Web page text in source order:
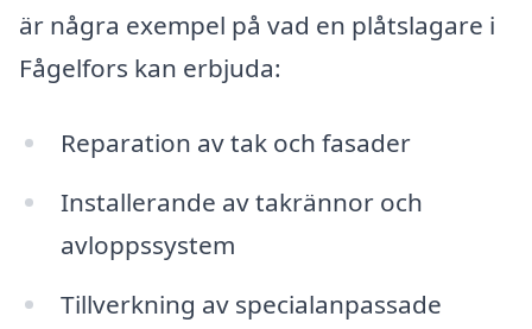
är några exempel på vad en plåtslagare i
Fågelfors kan erbjuda:
Reparation av tak och fasader
Installerande av takrännor och
avloppssystem
Tillverkning av specialanpassade